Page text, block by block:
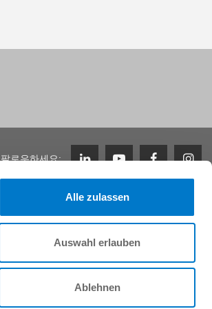
Alle zulassen
Auswahl erlauben
Ablehnen
팔로우하세요:
이니셔티브 신청